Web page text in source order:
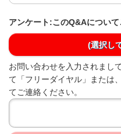
アンケート:このQ&Aについ
(選択し
お問い合わせを入力されまし
て「フリーダイヤル」または
てご連絡ください。